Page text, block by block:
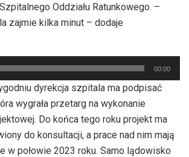
Oddziału Ratunkowego. –
zajmie kilka minut – dodaje
00:00
dyrekcja szpitala ma podpisać
wygrała przetarg na wykonanie
Do końca tego roku projekt ma
do konsultacji, a prace nad nim mają
w połowie 2023 roku. Samo lądowisko